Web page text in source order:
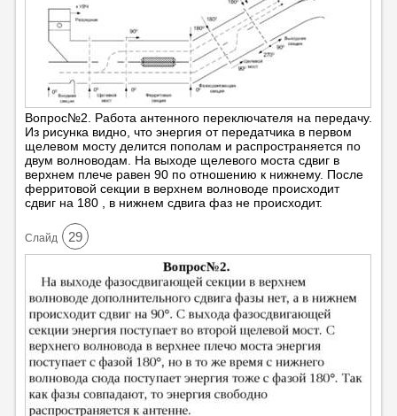
Вопрос№2. Работа антенного переключателя на передачу.
Из рисунка видно, что энергия от передатчика в первом
щелевом мосту делится пополам и распространяется по
двум волноводам. На выходе щелевого моста сдвиг в
верхнем плече равен 90 по отношению к нижнему. После
ферритовой секции в верхнем волноводе происходит
сдвиг на 180 , в нижнем сдвига фаз не происходит.
Cлайд 29